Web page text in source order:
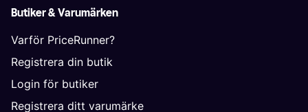
Butiker & Varumärken
Varför PriceRunner?
Registrera din butik
Login för butiker
Registrera ditt varumärke